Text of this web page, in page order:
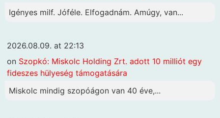
Igényes milf. Jóféle. Elfogadnám. Amúgy, van...
2026.08.09. at 22:13
on Szopkó: Miskolc Holding Zrt. adott 10 milliót egy
fideszes hülyeség támogatására
Miskolc mindig szopóágon van 40 éve,...